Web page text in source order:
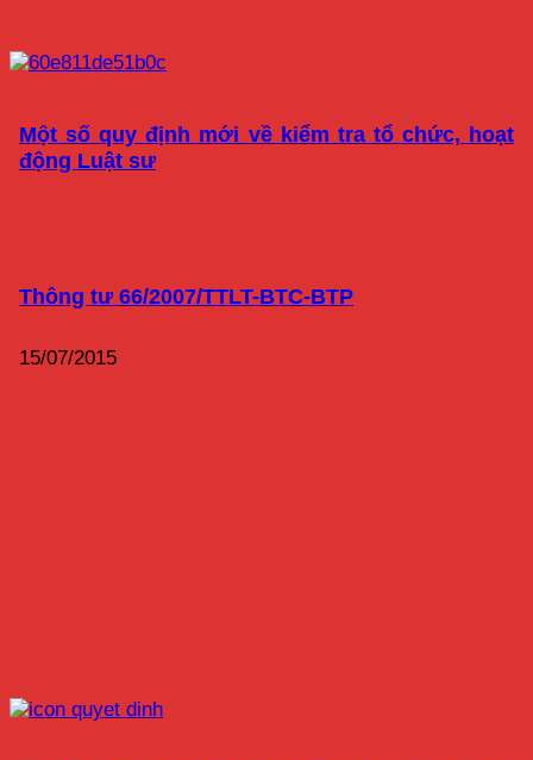
Một số quy định mới về kiểm tra tổ chức, hoạt
động Luật sư
Thông tư 66/2007/TTLT-BTC-BTP
15/07/2015